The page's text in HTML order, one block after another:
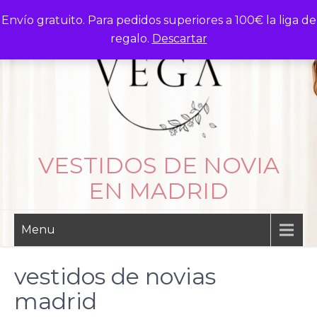
Envío gratuito. Para pedidos superiores a 100€ la liga de
regalo. Descartar
to
VESTIDOS DE NOVIA
EN MADRID
Menu
vestidos de novias
madrid